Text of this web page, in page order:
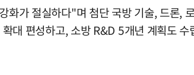
화가 절실하다"며 첨단 국방 기술, 드론,
대 편성하고, 소방 R&D 5개년 계획도 수